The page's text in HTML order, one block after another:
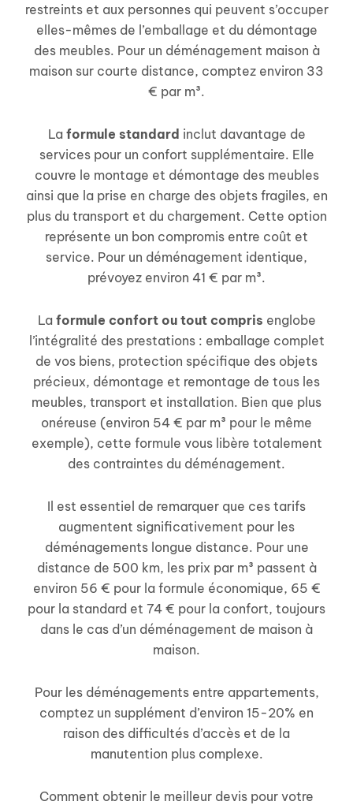
restreints et aux personnes qui peuvent s’occuper
elles-mêmes de l’emballage et du démontage
des meubles. Pour un déménagement maison à
maison sur courte distance, comptez environ 33
€ par m³.
La formule standard inclut davantage de
services pour un confort supplémentaire. Elle
couvre le montage et démontage des meubles
ainsi que la prise en charge des objets fragiles, en
plus du transport et du chargement. Cette option
représente un bon compromis entre coût et
service. Pour un déménagement identique,
prévoyez environ 41 € par m³.
La formule confort ou tout compris englobe
l’intégralité des prestations : emballage complet
de vos biens, protection spécifique des objets
précieux, démontage et remontage de tous les
meubles, transport et installation. Bien que plus
onéreuse (environ 54 € par m³ pour le même
exemple), cette formule vous libère totalement
des contraintes du déménagement.
Il est essentiel de remarquer que ces tarifs
augmentent significativement pour les
déménagements longue distance. Pour une
distance de 500 km, les prix par m³ passent à
environ 56 € pour la formule économique, 65 €
pour la standard et 74 € pour la confort, toujours
dans le cas d’un déménagement de maison à
maison.
Pour les déménagements entre appartements,
comptez un supplément d’environ 15-20% en
raison des difficultés d’accès et de la
manutention plus complexe.
Comment obtenir le meilleur devis pour votre